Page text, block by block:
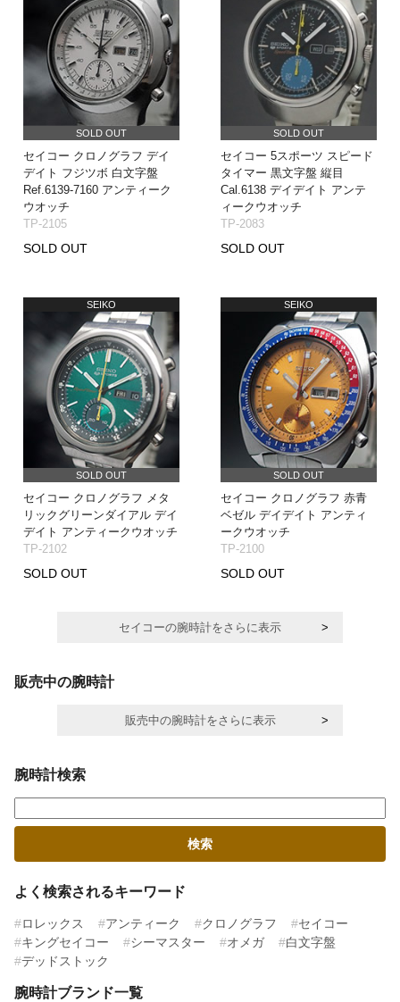
SOLD OUT
セイコー クロノグラフ デイ
デイト フジツボ 白文字盤
Ref.6139-7160 アンティーク
ウオッチ
TP-2105
SOLD OUT
SOLD OUT
セイコー 5スポーツ スピード
タイマー 黒文字盤 縦目
Cal.6138 デイデイト アンテ
ィークウオッチ
TP-2083
SOLD OUT
SEIKO
SOLD OUT
セイコー クロノグラフ メタ
リックグリーンダイアル デイ
デイト アンティークウオッチ
TP-2102
SOLD OUT
SEIKO
SOLD OUT
セイコー クロノグラフ 赤青
ベゼル デイデイト アンティ
ークウオッチ
TP-2100
SOLD OUT
セイコーの腕時計をさらに表示
販売中の腕時計
販売中の腕時計をさらに表示
腕時計検索
よく検索されるキーワード
ロレックス アンティーク クロノグラフ
セイコー
キングセイコー
シーマスター オメガ
白文字盤
デッドストック
腕時計ブランド一覧